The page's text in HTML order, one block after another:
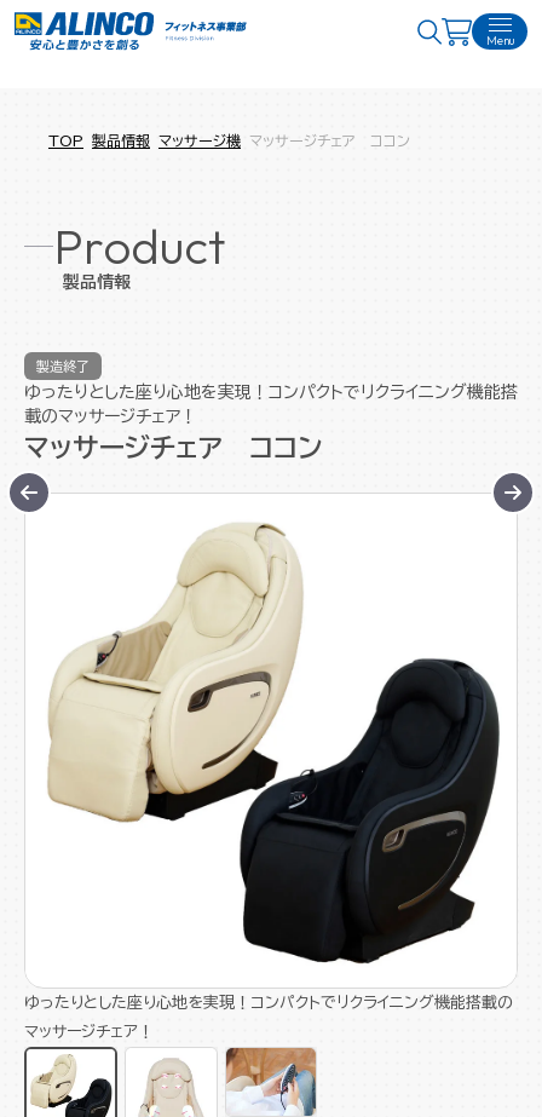
Menu
TOP 製品情報 マッサージ機 マッサージチェア ココン
Product
製品情報
製造終了
ゆったりとした座り心地を実現！コンパクトでリクライニング機能搭
載のマッサージチェア！
マッサージチェア ココン
ゆったりとした座り心地を実現！コンパクトでリクライニング機能搭載の
マッサージチェア！